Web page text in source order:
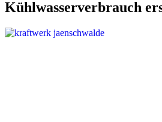
Kühlwasserverbrauch